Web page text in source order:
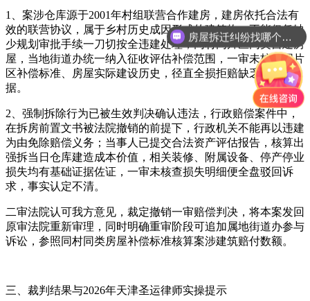
1、案涉仓库源于2001年村组联营合作建房，建房依托合法有
效的联营协议，属于乡村历史成因形成的建筑物，不能仅凭缺
少规划审批手续一刀切按全违建处理；同村同片区同类自建房
屋，当地街道办统一纳入征收评估补偿范围，一审未核查同片
区补偿标准、房屋实际建设历史，径直全损拒赔缺乏事实依
据。
2、强制拆除行为已被生效判决确认违法，行政赔偿案件中，
在拆房前置文书被法院撤销的前提下，行政机关不能再以违建
为由免除赔偿义务；当事人已提交合法资产评估报告，核算出
强拆当日仓库建造成本价值，相关装修、附属设备、停产停业
损失均有基础证据佐证，一审未核查损失明细便全盘驳回诉
求，事实认定不清。
二审法院认可我方意见，裁定撤销一审赔偿判决，将本案发回
原审法院重新审理，同时明确重审阶段可追加属地街道办参与
诉讼，参照同村同类房屋补偿标准核算案涉建筑赔付数额。
三、裁判结果与2026年天津圣运律师实操提示
宅基地拆迁怎么赔偿？